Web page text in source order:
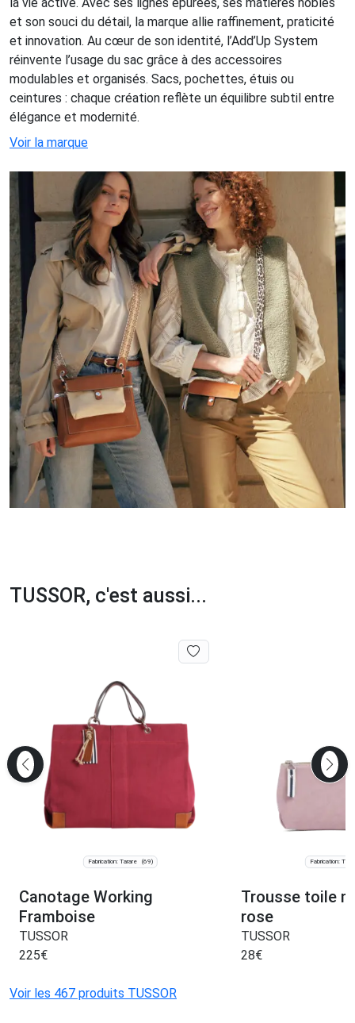
et son souci du détail, la marque allie raffinement, praticité
et innovation. Au cœur de son identité, l’Add’Up System
réinvente l’usage du sac grâce à des accessoires
modulables et organisés. Sacs, pochettes, étuis ou
ceintures : chaque création reflète un équilibre subtil entre
élégance et modernité.
Voir la marque
TUSSOR, c'est aussi...
Fabrication: Tarare (69)
Canotage Working
Framboise
TUSSOR
225€
Fabrication:
Trousse toile
rose
TUSSOR
28€
Voir les 467 produits TUSSOR